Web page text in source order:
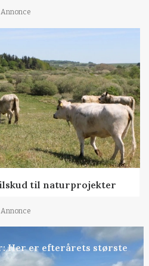
Annonce
til naturprojekter
Annonce
Her er efterårets største